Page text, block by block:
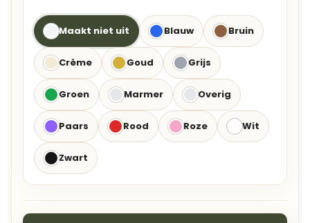
Maakt niet uit Blauw Bruin
Crème Goud Grijs
Groen Marmer Overig
Paars Rood Roze Wit
Zwart